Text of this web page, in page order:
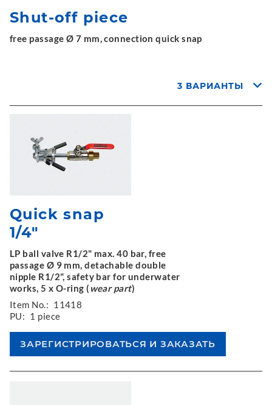
Shut-off piece
free passage Ø 7 mm, connection quick snap
3 ВАРИАНТЫ
Quick snap
1/4"
LP ball valve R1/2" max. 40 bar, free
passage Ø 9 mm, detachable double
nipple R1/2", safety bar for underwater
works, 5 x O-ring ( wear part)
Item No.: 11418
PU: 1 piece